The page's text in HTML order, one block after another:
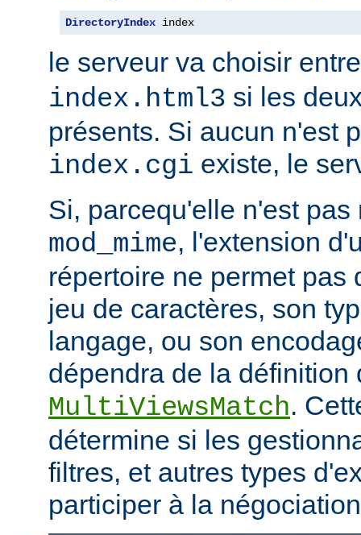
DirectoryIndex index
le serveur va choisir
index.html3 si les
présents. Si aucun n'est
index.cgi existe, le
Si, parcequ'elle n'est pas
mod_mime, l'extension
répertoire ne permet pas
jeu de caractères, son
langage, ou son
dépendra de la définition
MultiViewsMatch.
détermine si les
filtres, et autres types
participer à la